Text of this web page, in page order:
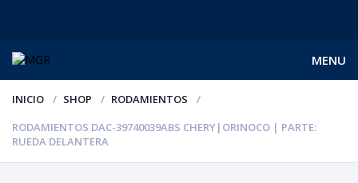
MENU
INICIO SHOP
RODAMIENTOS
RODAMIENTOS DAC-39740039ABS CHERY|ORINOCO | PARTE:
RUEDA DELANTERA